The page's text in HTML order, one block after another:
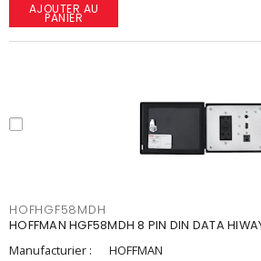
AJOUTER AU
PANIER
HOFHGF58MDH
HOFFMAN HGF58MDH 8 PIN DIN DATA
Manufacturier :
HOFFMAN